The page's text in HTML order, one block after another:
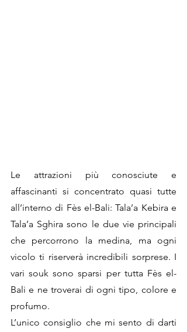
Le attrazioni più conosciute e
affascinanti si concentrato quasi tutte
all’interno di Fès el-Bali: Tala’a Kebira e
Tala’a Sghira sono le due vie principali
che percorrono la medina, ma ogni
vicolo ti riserverà incredibili sorprese. I
vari souk sono sparsi per tutta Fès el-
Bali e ne troverai di ogni tipo, colore e
profumo.
L’unico consiglio che mi sento di darti